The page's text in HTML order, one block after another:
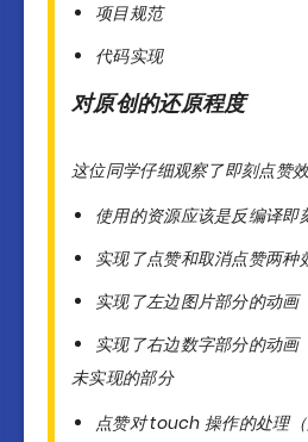
项目规范
代码实现
对原创的还原程度
这位同学仔细观察了即刻点赞
使用的资源应该是反编译即
实现了点赞和取消点赞两种
实现了左边图片部分的动画
实现了右边数字部分的动画
未实现的部分
点赞对 touch 操作的处理